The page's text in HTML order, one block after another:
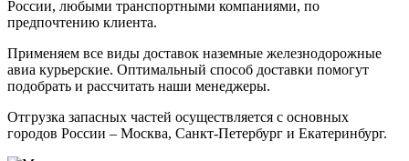
России, любыми транспортными компаниями, по
предпочтению клиента.
Применяем все виды доставок наземные железнодорожные
авиа курьерские. Оптимальный способ доставки помогут
подобрать и рассчитать наши менеджеры.
Отгрузка запасных частей осуществляется с основных
городов России – Москва, Санкт-Петербург и Екатеринбург.